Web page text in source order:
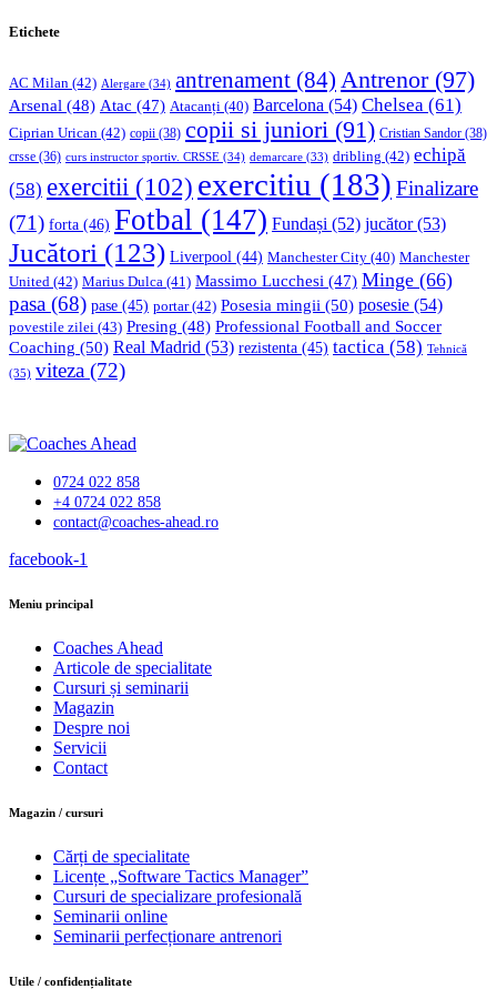
Etichete
AC Milan (42) Alergare (34) antrenament (84) Antrenor(97)
Arsenal (48) Atac (47) Atacanți (40) Barcelona (54) Chelsea (61)
Ciprian Urican (42) copii (38) copii si juniori (91) Cristian Sandor (38)
crsse (36) curs instructor sportiv. CRSSE (34) demarcare (33) dribling (42) echipă
(58) exercitii (102) exercitiu (183) Finalizare
(71) forta (46) Fotbal (147) Fundași (52) jucător(53)
Jucători (123) Liverpool (44) Manchester City (40) Manchester
United (42) Marius Dulca (41) Massimo Lucchesi (47) Minge (66)
pasa (68) pase (45) portar(42) Posesia mingii (50) posesie (54)
povestile zilei (43) Presing (48) Professional Football and Soccer
Coaching (50) Real Madrid (53) rezistenta (45) tactica (58) Tehnică
(35) viteza (72)
0724 022 858
+4 0724 022 858
contact@coaches-ahead.ro
facebook-1
Meniu principal
Coaches Ahead
Articole de specialitate
Cursuri și seminarii
Magazin
Despre noi
Servicii
Contact
Magazin / cursuri
Cărți de specialitate
Licențe „Software Tactics Manager”
Cursuri de specializare profesională
Seminarii online
Seminarii perfecționare antrenori
Utile / confidențialitate